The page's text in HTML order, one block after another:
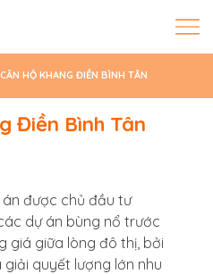
CĂN HỘ KHANG ĐIỀN BÌNH TÂN
Điền Bình Tân
án được chủ đầu tư
dự án bùng nổ trước
giá giữa lòng đô thị, bởi
quyết lượng lớn nhu